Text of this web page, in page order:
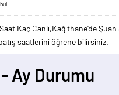
Kaç Canlı,Kağıthane'de
saatlerini öğrene bilirsiniz.
Ay Durumu